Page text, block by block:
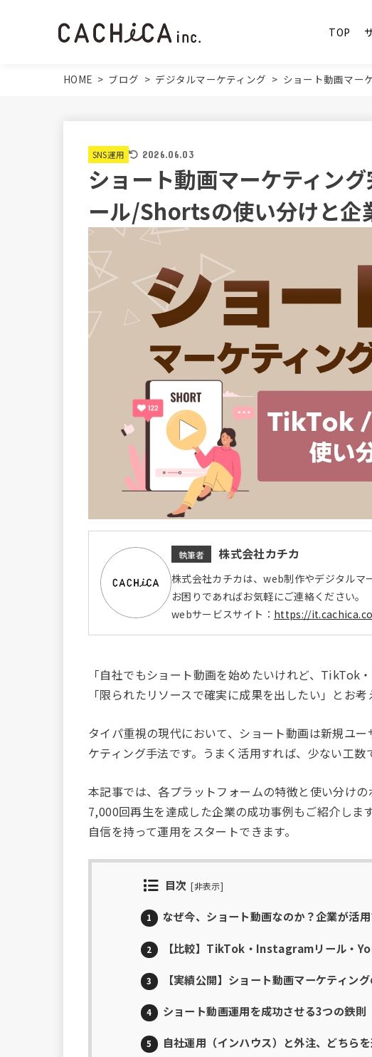
TOP
HOME > ブログ > デジタルマーケティング > ショート動画マー
SNS運用 2026.06.03
ショート動画マーケティン
ール/Shortsの使い分けと企
執筆者 株式会社カチカ
株式会社カチカは、web制作やデジタルマ
お困りであればお気軽にご連絡ください。
webサービスサイト： https://
「自社でもショート動画を始めたいけれど、TikTok
「限られたリソースで確実に成果を出したい」とお
タイパ重視の現代において、ショート動画は新規ユ
ケティング手法です。うまく活用すれば、少ない工数
本記事では、各プラットフォームの特徴と使い分け
7,000回再生を達成した企業の成功事例もご紹介しま
自信を持って運用をスタートできます。
目次 [非表示]
1 なぜ今、ショート動画なのか？企業が活
2 【比較】TikTok・Instagramリール・
3 【実績公開】ショート動画マーケティン
4 ショート動画運用を成功させる3つの鉄則
5 自社運用（インハウス）と外注、どちら